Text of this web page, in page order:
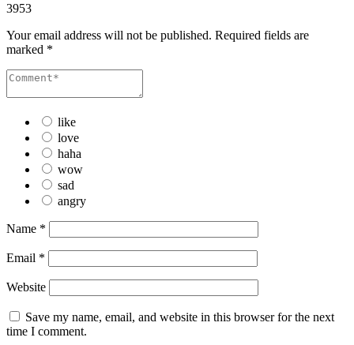
3953
Your email address will not be published. Required fields are
marked *
like
love
haha
wow
sad
angry
Name *
Email *
Website
Save my name, email, and website in this browser for the next
time I comment.